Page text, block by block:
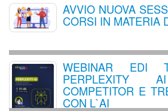
AVVIO NUOVA
CORSI IN MATERIA
WEBINAR EDI
PERPLEXITY
COMPETITOR E
CON L`AI